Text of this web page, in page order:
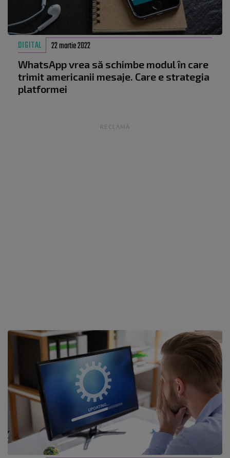
DIGITAL 22 martie 2022
WhatsApp vrea să schimbe modul în care
trimit americanii mesaje. Care e strategia
platformei
RECLAMĂ